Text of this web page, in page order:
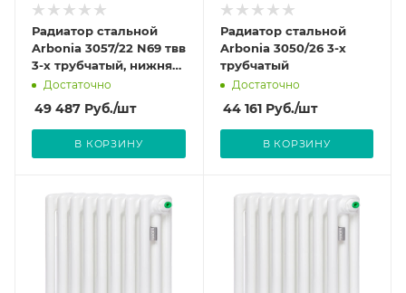
Радиатор стальной
Arbonia 3057/22 N69 твв
3-х трубчатый, нижняя
подводка, встроенный
Достаточно
49 487 Руб./шт
В КОРЗИНУ
Радиатор стальной
Arbonia 3050/26 3-х
трубчатый
Достаточно
44 161Руб./шт
В КОРЗИНУ